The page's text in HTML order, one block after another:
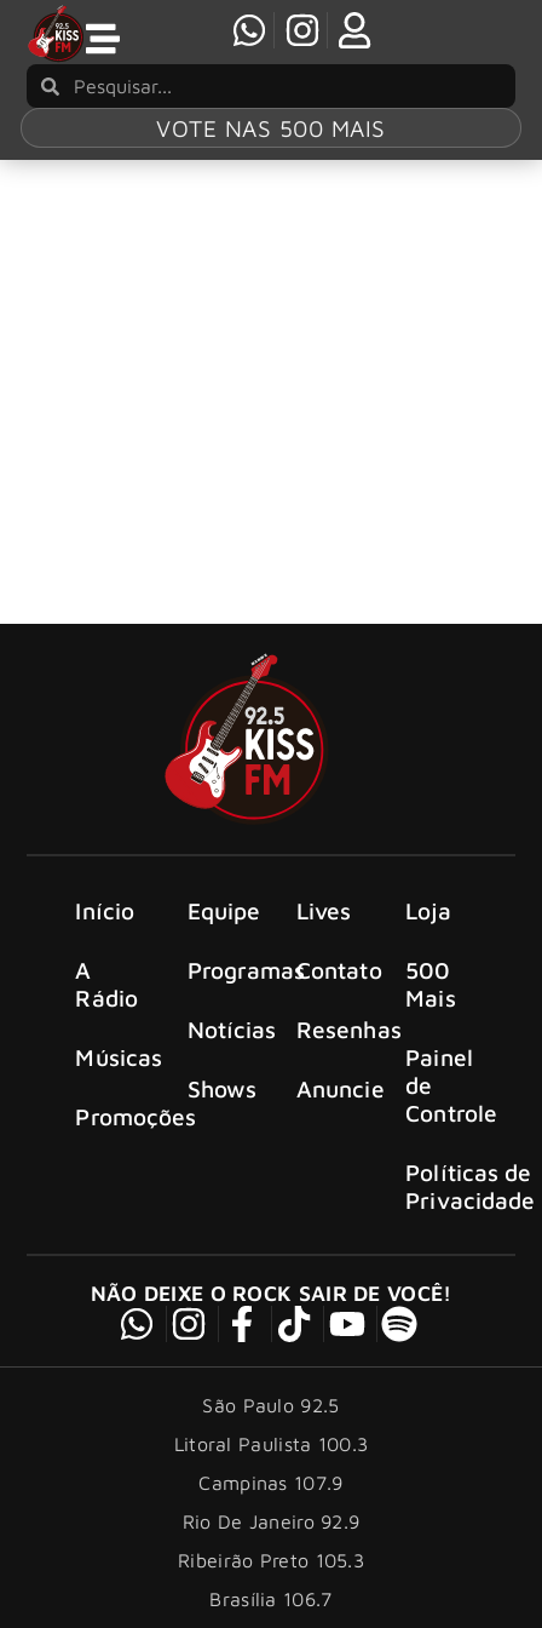
VOTE NAS 500 MAIS
Início
A
Rádio
Músicas
Promoções
Equipe
Programas
Notícias
Shows
Lives
Contato
Resenhas
Anuncie
Loja
500
Mais
Painel
de
Controle
Políticas de
Privacidade
NÃO DEIXE O ROCK SAIR DE VOCÊ!
São Paulo 92.5
Litoral Paulista 100.3
Campinas 107.9
Rio De Janeiro 92.9
Ribeirão Preto 105.3
Brasília 106.7